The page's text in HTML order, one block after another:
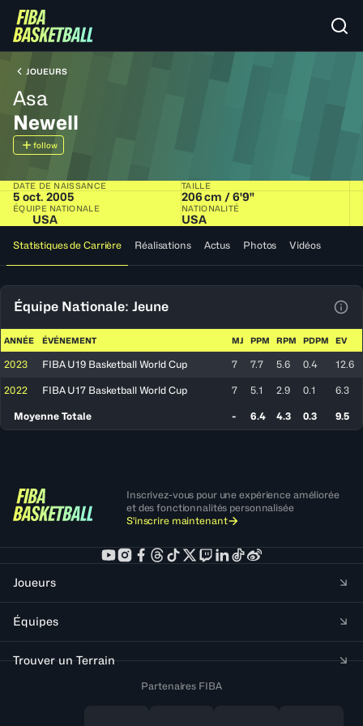
JOUEURS
Asa
Newell
follow
DATE DE NAISSANCE
5 oct. 2005
TAILLE
206 cm / 6'9"
ÉQUIPE NATIONALE
USA
NATIONALITÉ
USA
Statistiques de Carrière Réalisations Actus Photos Vidéos
Équipe Nationale: Jeune
ANNÉE ÉVÉNEMENT MJ PPM RPM PDPM EV
2023 FIBA U19 Basketball World Cup 7 7.7 5.6 0.4 12.6
2022 FIBA U17 Basketball World Cup 7 5.1 2.9 0.1 6.3
Moyenne Totale - 6.4 4.3 0.3 9.5
Inscrivez-vous pour une expérience améliorée
et des fonctionnalités personnalisée
S'inscrire maintenant
Joueurs
Équipes
Trouver un Terrain
Partenaires FIBA